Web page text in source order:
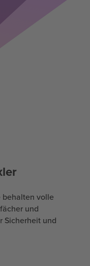
behalten volle
und
Sicherheit und